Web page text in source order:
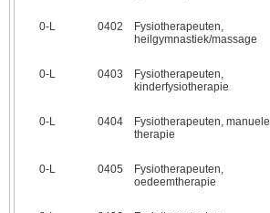
0‑L 0402
Fysiotherapeuten,
heilgymnastiek/massage
0‑L 0403
Fysiotherapeuten,
kinderfysiotherapie
0‑L 0404
Fysiotherapeuten, manuele
therapie
0‑L 0405
Fysiotherapeuten,
oedeemtherapie